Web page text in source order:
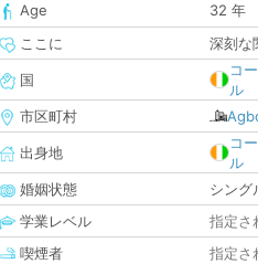
Age
32 年
ここに
深刻な
国
コ
ル
市区町村
出身地
コ
ル
婚姻状態
シング
学業レベル
指定さ
喫煙者
指定さ